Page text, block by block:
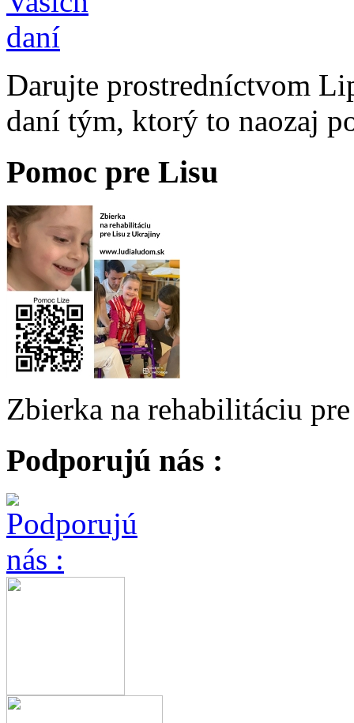
Darujte prostredníctvom
daní tým, ktorý to naozaj
Pomoc pre Lisu
Zbierka na rehabilitáciu
Podporujú nás :